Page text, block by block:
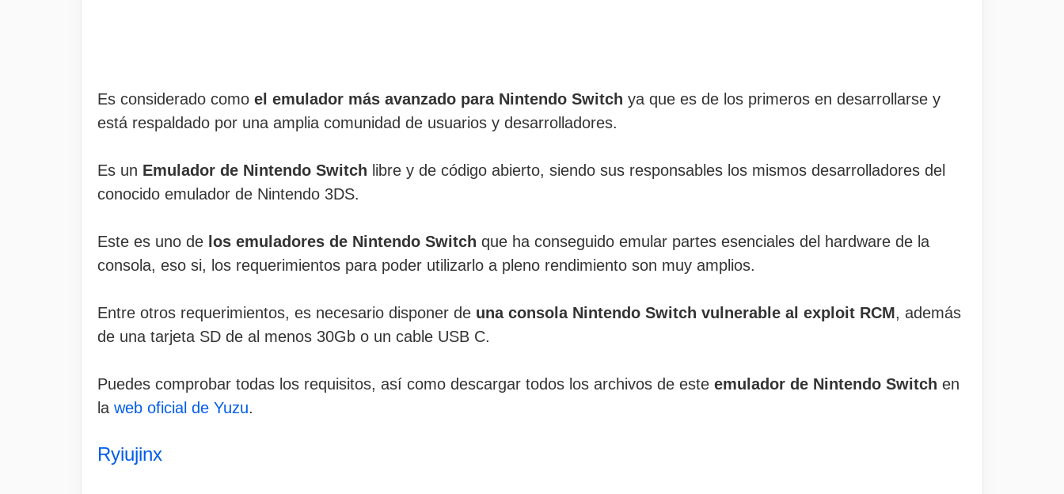
Es considerado como el emulador más avanzado para Nintendo Switch ya que es de los primeros en desarrollarse y
está respaldado por una amplia comunidad de usuarios y desarrolladores.
Es un Emulador de Nintendo Switch libre y de código abierto, siendo sus responsables los mismos desarrolladores del
conocido emulador de Nintendo 3DS.
Este es uno de los emuladores de Nintendo Switch que ha conseguido emular partes esenciales del hardware de la
consola, eso si, los requerimientos para poder utilizarlo a pleno rendimiento son muy amplios.
Entre otros requerimientos, es necesario disponer de una consola Nintendo Switch vulnerable al exploit RCM, además
de una tarjeta SD de al menos 30Gb o un cable USB C.
Puedes comprobar todas los requisitos, así como descargar todos los archivos de este emulador de Nintendo Switch en
la web oficial de Yuzu.
Ryiujinx